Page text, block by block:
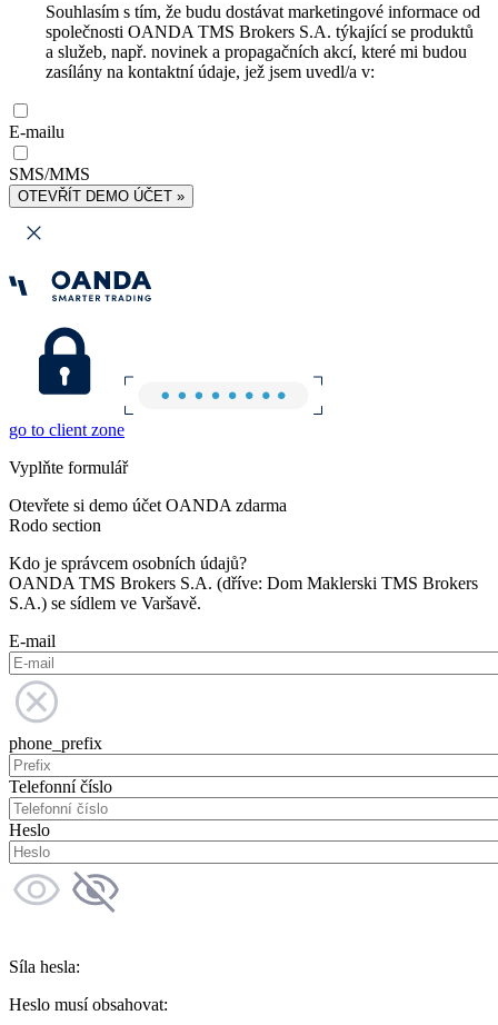
Souhlasím s tím, že budu dostávat marketingové informace od
společnosti OANDA TMS Brokers S.A. týkající se produktů
a služeb, např. novinek a propagačních akcí, které mi budou
zasílány na kontaktní údaje, jež jsem uvedl/a v:
E-mailu
SMS/MMS
OTEVŘÍT DEMO ÚČET »
go to client zone
Vyplňte formulář
Otevřete si demo účet OANDA zdarma
Rodo section
Kdo je správcem osobních údajů?
OANDA TMS Brokers S.A. (dříve: Dom Maklerski TMS Brokers
S.A.) se sídlem ve Varšavě.
E-mail
phone_prefix
Telefonní číslo
Heslo
Síla hesla:
Heslo musí obsahovat: